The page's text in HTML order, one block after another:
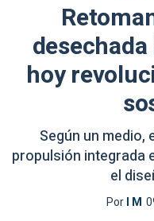
hoy
Según un
propulsión integrada
el
PorI M